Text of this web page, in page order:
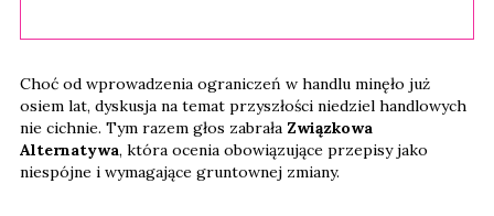
Choć od wprowadzenia ograniczeń w handlu minęło już
osiem lat, dyskusja na temat przyszłości niedziel handlowych
nie cichnie. Tym razem głos zabrała Związkowa
Alternatywa, która ocenia obowiązujące przepisy jako
niespójne i wymagające gruntownej zmiany.